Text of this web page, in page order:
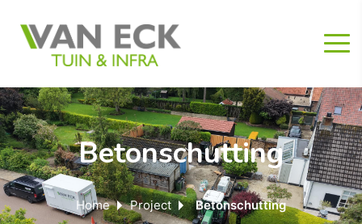
Betonschutting
Home Project Betonschutting